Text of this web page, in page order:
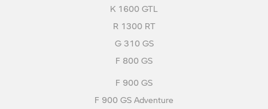
K 1600 GTL
R 1300 RT
G 310 GS
F 800 GS
F 900 GS
F 900 GS Adventure